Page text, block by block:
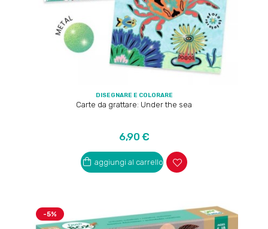
DISEGNARE E COLORARE
Carte da grattare: Under the sea
Prezzo
6,90 €
aggiungi al carrello
-5%